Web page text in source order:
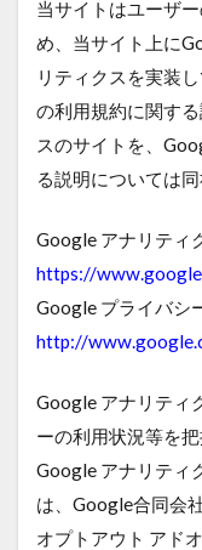
当サイトはユーザ
め、当サイト上に
リティクスを実装
の利用規約に関す
スのサイトを、
る説明については
Google アナリティ
https://
Google プライバシ
http://
Google アナリティ
ーの利用状況等を
Google アナリティ
は、Google合同会
オプトアウト アド